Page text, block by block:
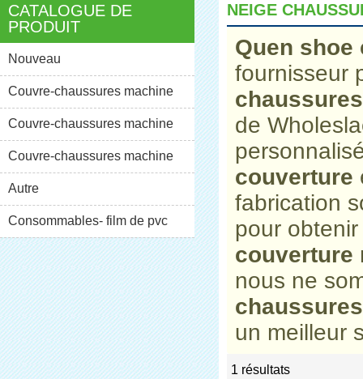
CATALOGUE DE
PRODUIT
Nouveau
Couvre-chaussures machine
XT-46C
Couvre-chaussures machine
XT-46B (i)
Couvre-chaussures machine
XT-46B (II)
Autre
Consommables- film de pvc
NEIGE
Quen
fournisseur
de
couverture
fabrication
pour
couverture
nous ne
un meilleur
1 résultats